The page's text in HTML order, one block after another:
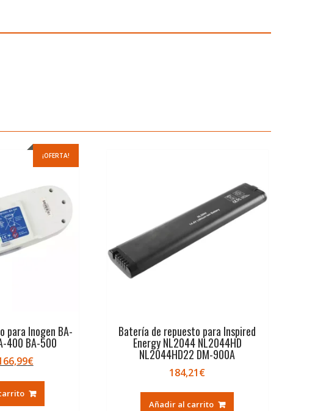
¡OFERTA!
para Inogen BA-
400 BA-500
original
€El
es:
Batería de repuesto para Inspired
Energy NL2044 NL2044HD
NL2044HD22 DM-900A
184,21€
Añadir al carrito